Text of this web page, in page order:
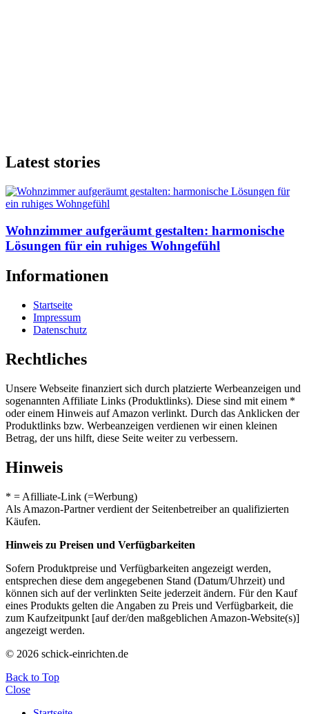
Latest stories
Wohnzimmer aufgeräumt gestalten: harmonische
Lösungen für ein ruhiges Wohngefühl
Informationen
Startseite
Impressum
Datenschutz
Rechtliches
Unsere Webseite finanziert sich durch platzierte Werbeanzeigen und
sogenannten Affiliate Links (Produktlinks). Diese sind mit einem *
oder einem Hinweis auf Amazon verlinkt. Durch das Anklicken der
Produktlinks bzw. Werbeanzeigen verdienen wir einen kleinen
Betrag, der uns hilft, diese Seite weiter zu verbessern.
Hinweis
* = Afilliate-Link (=Werbung)
Als Amazon-Partner verdient der Seitenbetreiber an qualifizierten
Käufen.
Hinweis zu Preisen und Verfügbarkeiten
Sofern Produktpreise und Verfügbarkeiten angezeigt werden,
entsprechen diese dem angegebenen Stand (Datum/Uhrzeit) und
können sich auf der verlinkten Seite jederzeit ändern. Für den Kauf
eines Produkts gelten die Angaben zu Preis und Verfügbarkeit, die
zum Kaufzeitpunkt [auf der/den maßgeblichen Amazon-Website(s)]
angezeigt werden.
© 2026 schick-einrichten.de
Back to Top
Close